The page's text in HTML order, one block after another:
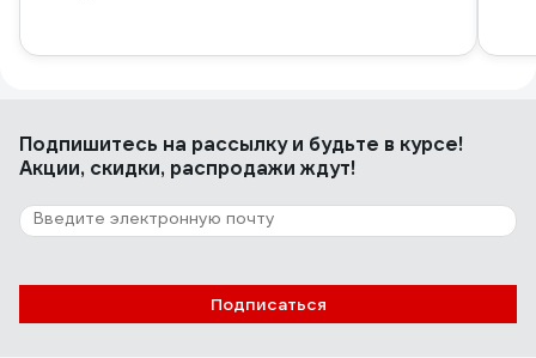
Подпишитесь на рассылкуи будьте в курсе!
Акции, скидки, распродажи ждут!
Подписаться